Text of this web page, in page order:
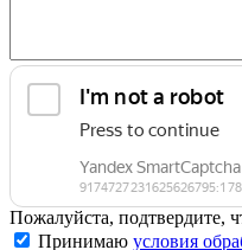
Пожалуйста, подтвердите,
Принимаю условия